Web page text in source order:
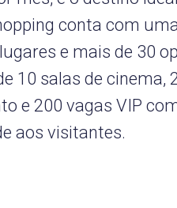
conta com
e mais de 30
10 salas de cinema,
e 200 vagas VIP
aos visitantes.